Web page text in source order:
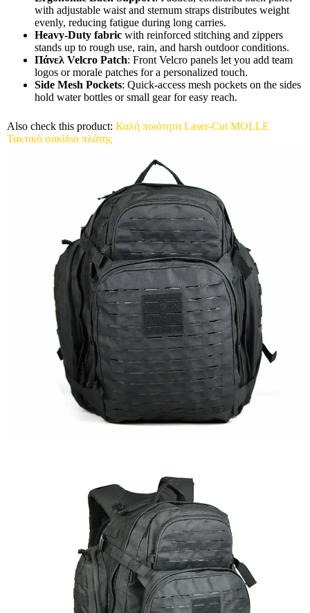
with adjustable waist and sternum straps distributes weight
evenly, reducing fatigue during long carries.
Heavy-Duty fabric with reinforced stitching and zippers
stands up to rough use, rain, and harsh outdoor conditions.
Πάνελ Velcro Patch: Front Velcro panels let you add team
logos or morale patches for a personalized touch.
Side Mesh Pockets: Quick-access mesh pockets on the sides
hold water bottles or small gear for easy reach.
Also check this product: Καλή ποιότητα Laser-Cut MOLLE
Τακτικό σακίδιο πλάτης